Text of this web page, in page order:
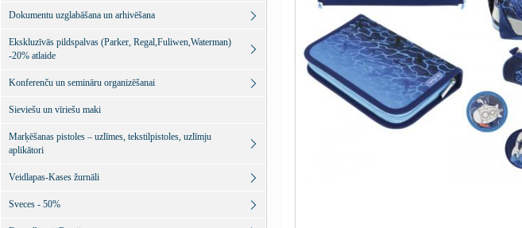
Dokumentu uzglabāšana un arhivēšana
Ekskluzīvās pildspalvas (Parker, Regal,Fuliwen,Waterman)
-20% atlaide
Konferenču un semināru organizēšanai
Sieviešu un vīriešu maki
Marķēšanas pistoles – uzlīmes, tekstilpistoles, uzlīmju
aplikātori
Veidlapas-Kases žurnāli
Sveces - 50%